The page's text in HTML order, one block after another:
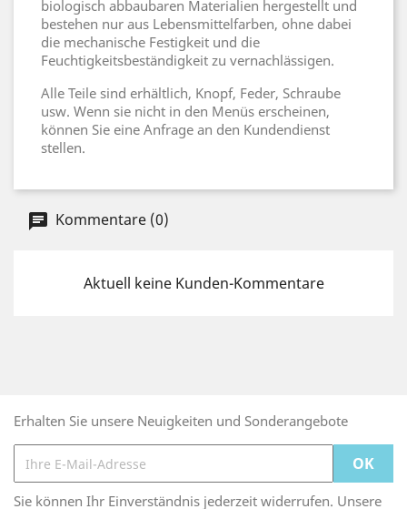
biologisch abbaubaren Materialien hergestellt und
bestehen nur aus Lebensmittelfarben, ohne dabei
die mechanische Festigkeit und die
Feuchtigkeitsbeständigkeit zu vernachlässigen.
Alle Teile sind erhältlich, Knopf, Feder, Schraube
usw. Wenn sie nicht in den Menüs erscheinen,
können Sie eine Anfrage an den Kundendienst
stellen.
Kommentare (0)
Aktuell keine Kunden-Kommentare
Erhalten Sie unsere Neuigkeiten und Sonderangebote
Sie können Ihr Einverständnis jederzeit widerrufen. Unsere